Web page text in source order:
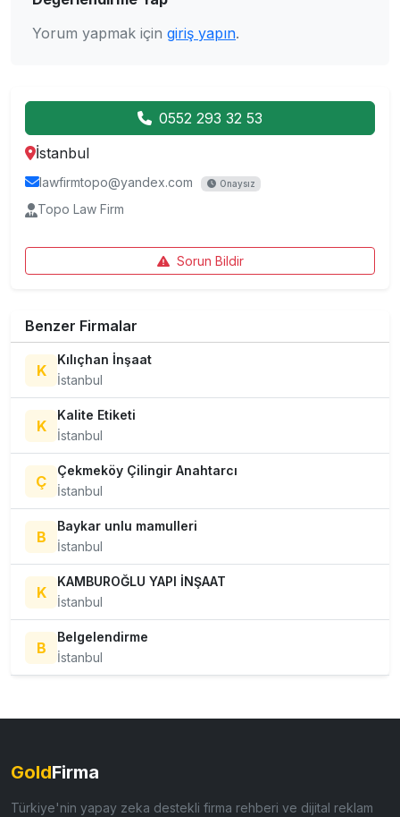
Yorum yapmak için giriş yapın.
0552 293 32 53
İstanbul
lawfirmtopo@yandex.com Onaysız
Topo Law Firm
Sorun Bildir
Benzer Firmalar
K
Kılıçhan İnşaat
İstanbul
K
Kalite Etiketi
İstanbul
Ç
Çekmeköy Çilingir Anahtarcı
İstanbul
B
Baykar unlu mamulleri
İstanbul
K
KAMBUROĞLU YAPI İNŞAAT
İstanbul
B
Belgelendirme
İstanbul
GoldFirma
Türkiye'nin yapay zeka destekli firma rehberi ve dijital reklam